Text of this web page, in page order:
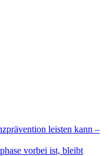
leisten kann –
vorbei ist, bleibt